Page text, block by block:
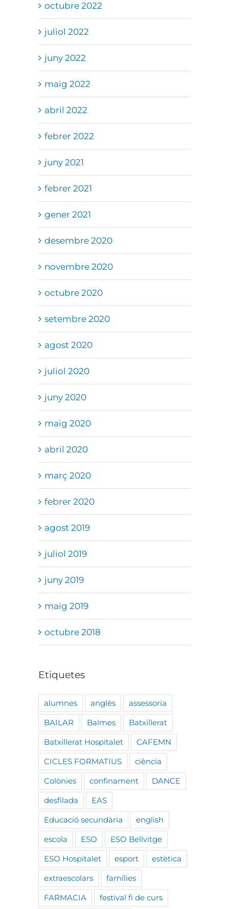
octubre 2022
juliol 2022
juny 2022
maig 2022
abril 2022
febrer 2022
juny 2021
febrer 2021
gener 2021
desembre 2020
novembre 2020
octubre 2020
setembre 2020
agost 2020
juliol 2020
juny 2020
maig 2020
abril 2020
març 2020
febrer 2020
agost 2019
juliol 2019
juny 2019
maig 2019
octubre 2018
Etiquetes
alumnes anglès
assessoria
BAILAR
Balmes
Batxillerat
Batxillerat Hospitalet
CAFEMN
CICLES FORMATIUS
ciència
Colònies
confinament
DANCE
desfilada
EAS
Educació secundària
english
escola
ESO
ESO Bellvitge
ESO Hospitalet
esport
estètica
extraescolars
famílies
FARMACIA
festival fi de curs